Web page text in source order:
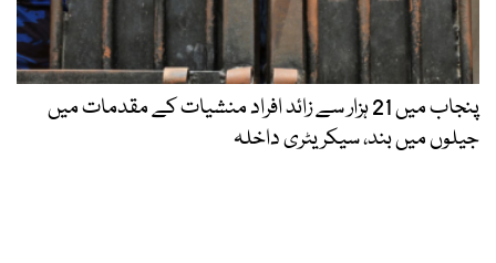
پنجاب میں 21 ہزار سے زائد افراد منشیات کے مقدمات میں
جیلوں میں بند، سیکریٹری داخلہ